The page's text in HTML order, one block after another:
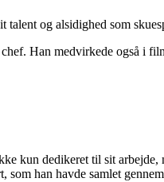
talent og alsidighed som
Han medvirkede også i
kun dedikeret til sit arbejde,
han havde samlet